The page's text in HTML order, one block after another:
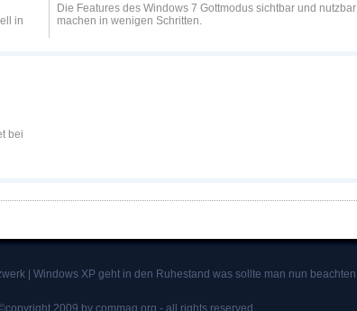
in
Die Features des Windows 7 Gottmodus sichtbar und nutzbar
machen in wenigen Schritten.
bei
| Windows XP geht in den Ruhestand was sollte man nun beachten
2009 by commag.org - all rights reserved.